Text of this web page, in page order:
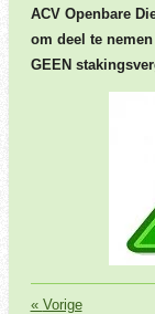
ACV Openbare
om deel te
GEEN
« Vorige